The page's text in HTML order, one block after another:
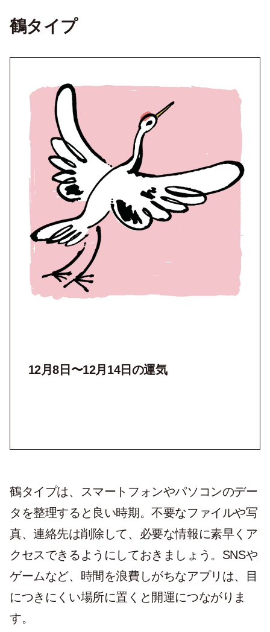
鶴タイプ
12月8日〜12月14日の運気
鶴タイプは、スマートフォンやパソコンのデー
タを整理すると良い時期。不要なファイルや写
真、連絡先は削除して、必要な情報に素早くア
クセスできるようにしておきましょう。SNSや
ゲームなど、時間を浪費しがちなアプリは、目
につきにくい場所に置くと開運につながりま
す。